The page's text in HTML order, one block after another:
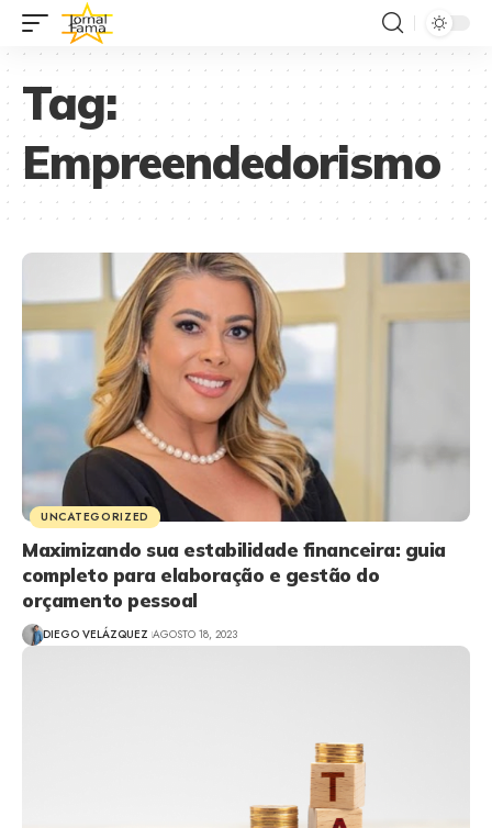
Tag:
Empreendedorismo
UNCATEGORIZED
Maximizando sua estabilidade financeira: guia
completo para elaboração e gestão do
orçamento pessoal
DIEGO VELÁZQUEZ AGOSTO 18, 2023